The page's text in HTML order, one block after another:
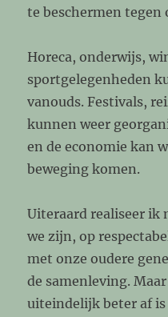
te beschermen tegen
Horeca, onderwijs,
sportgelegenheden
vanouds. Festivals,
kunnen weer
en de economie kan
beweging komen.
Uiteraard realiseer ik
we zijn, op
met onze oudere
de samenleving.
uiteindelijk beter af